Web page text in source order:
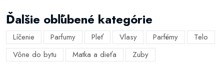
Ďalšie obľúbené kategórie
Líčenie Parfumy Pleť Vlasy Parfémy
Telo
Vône do bytu
Matka a dieťa
Zuby